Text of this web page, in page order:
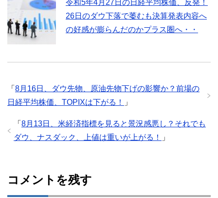
令和5年4月27日の日経平均株価、反発！
26日のダウ下落で萎むも決算発表内容へ
の好感が膨らんだのかプラス圏へ・・
「 8月16日、ダウ先物、原油先物下げの影響か？前場の
日経平均株価、TOPIXは下がる！
」
「 8月13日、米経済指標を見ると景況感悪し？それでも
ダウ、ナスダック、上値は重いが上がる！
」
コメントを残す